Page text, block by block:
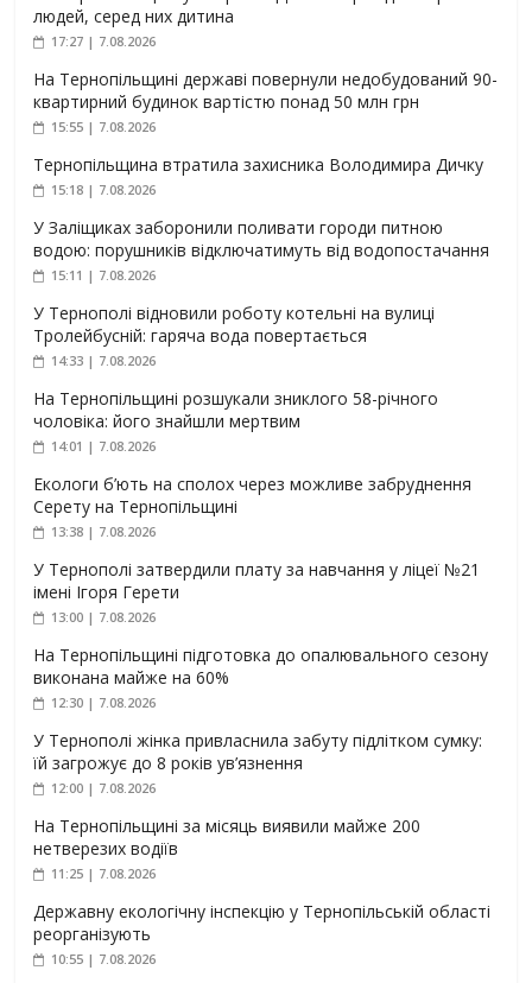
людей, серед них дитина
17:27 | 7.08.2026
На Тернопільщині державі повернули недобудований 90-
квартирний будинок вартістю понад 50 млн грн
15:55 | 7.08.2026
Тернопільщина втратила захисника Володимира Дичку
15:18 | 7.08.2026
У Заліщиках заборонили поливати городи питною
водою: порушників відключатимуть від водопостачання
15:11 | 7.08.2026
У Тернополі відновили роботу котельні на вулиці
Тролейбусній: гаряча вода повертається
14:33 | 7.08.2026
На Тернопільщині розшукали зниклого 58-річного
чоловіка: його знайшли мертвим
14:01 | 7.08.2026
Екологи б’ють на сполох через можливе забруднення
Серету на Тернопільщині
13:38 | 7.08.2026
У Тернополі затвердили плату за навчання у ліцеї №21
імені Ігоря Герети
13:00 | 7.08.2026
На Тернопільщині підготовка до опалювального сезону
виконана майже на 60%
12:30 | 7.08.2026
У Тернополі жінка привласнила забуту підлітком сумку:
їй загрожує до 8 років ув’язнення
12:00 | 7.08.2026
На Тернопільщині за місяць виявили майже 200
нетверезих водіїв
11:25 | 7.08.2026
Державну екологічну інспекцію у Тернопільській області
реорганізують
10:55 | 7.08.2026